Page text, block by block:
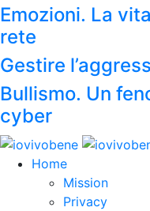
Emozioni. La
rete
Gestire
Bullismo. Un
cyber
Home
Mission
Privacy